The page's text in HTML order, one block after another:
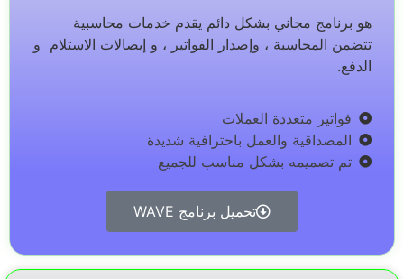
هو برنامج مجاني بشكل دائم يقدم خدمات محاسبية
تتضمن المحاسبة ، وإصدار الفواتير ، و إيصالات الاستلام و
الدفع.
فواتير متعددة العملات
المصداقية والعمل باحترافية شديدة
تم تصميمه بشكل مناسب للجميع
تحميل برنامج WAVE